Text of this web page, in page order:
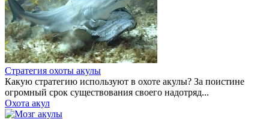
Стратегия охоты акулы
Какую стратегию используют в охоте акулы? За поистине
огромный срок существования своего надотряд...
Охота акул